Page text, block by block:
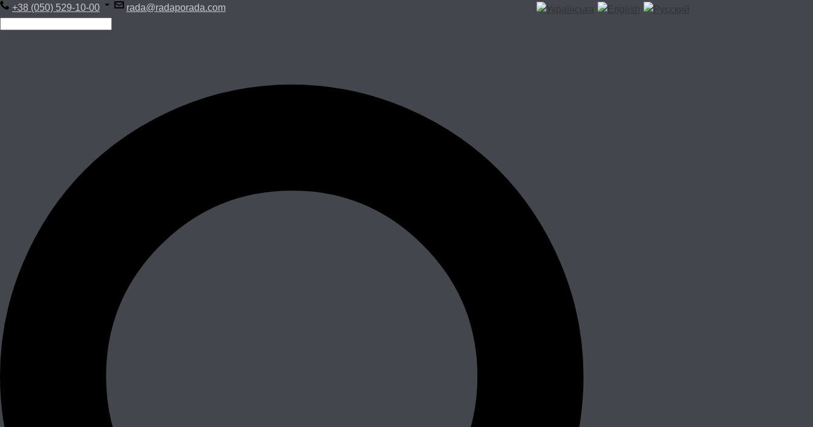
+38 (050) 529-10-00 rada@radaporada.com